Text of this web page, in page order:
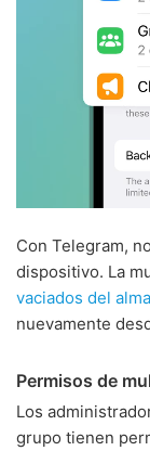
Con Telegram,
dispositivo. La
vaciados del
nuevamente
Permisos de
Los
grupo tienen